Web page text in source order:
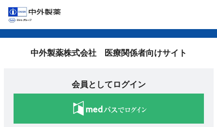
中外製薬株式会社 医療関係者向けサイト
会員としてログイン